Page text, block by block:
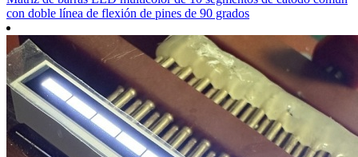
con doble línea de flexión de pines de 90 grados